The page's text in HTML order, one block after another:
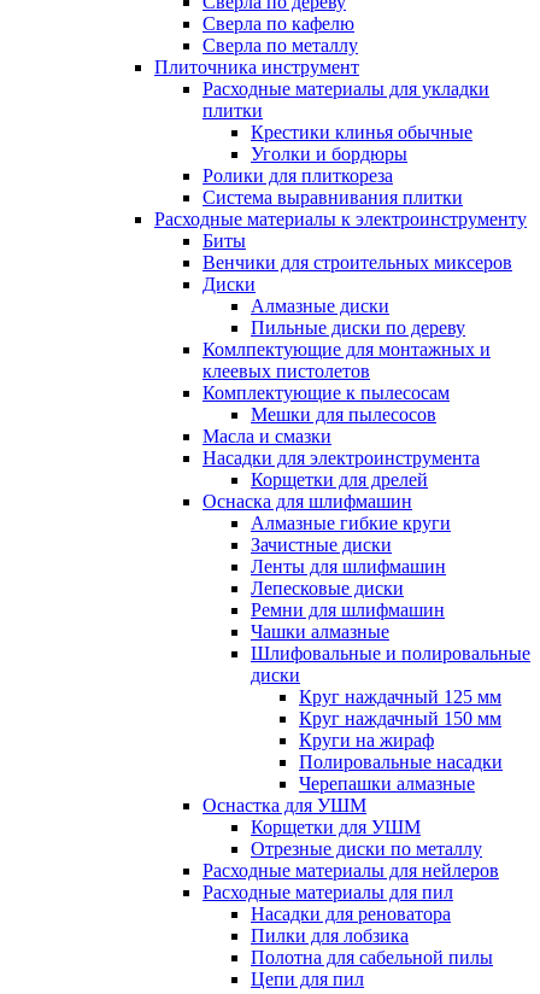
Сверла по кафелю
Сверла по металлу
Плиточника инструмент
Расходные материалы для укладки
плитки
Крестики клинья обычные
Уголки и бордюры
Ролики для плиткореза
Система выравнивания плитки
Расходные материалы к электроинструменту
Биты
Венчики для строительных миксеров
Диски
Алмазные диски
Пильные диски по дереву
Комлпектующие для монтажных и
клеевых пистолетов
Комплектующие к пылесосам
Мешки для пылесосов
Масла и смазки
Насадки для электроинструмента
Корщетки для дрелей
Оснаска для шлифмашин
Алмазные гибкие круги
Зачистные диски
Ленты для шлифмашин
Лепесковые диски
Ремни для шлифмашин
Чашки алмазные
Шлифовальные и полировальные
диски
Круг наждачный 125 мм
Круг наждачный 150 мм
Круги на жираф
Полировальные насадки
Черепашки алмазные
Оснастка для УШМ
Корщетки для УШМ
Отрезные диски по металлу
Расходные материалы для нейлеров
Расходные материалы для пил
Насадки для реноватора
Пилки для лобзика
Полотна для сабельной пилы
Цепи для пил